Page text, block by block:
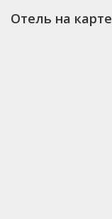
Отель на карте